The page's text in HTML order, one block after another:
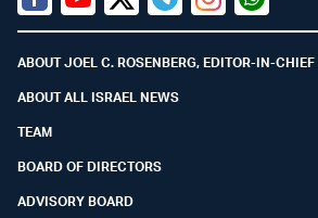
Facebook
YoutubeTwitter (X)
TelegramInstagramWhatsapp
ABOUT JOEL C. ROSENBERG, EDITOR-IN-CHIEF
ABOUT ALL ISRAEL NEWS
TEAM
BOARD OF DIRECTORS
ADVISORY BOARD